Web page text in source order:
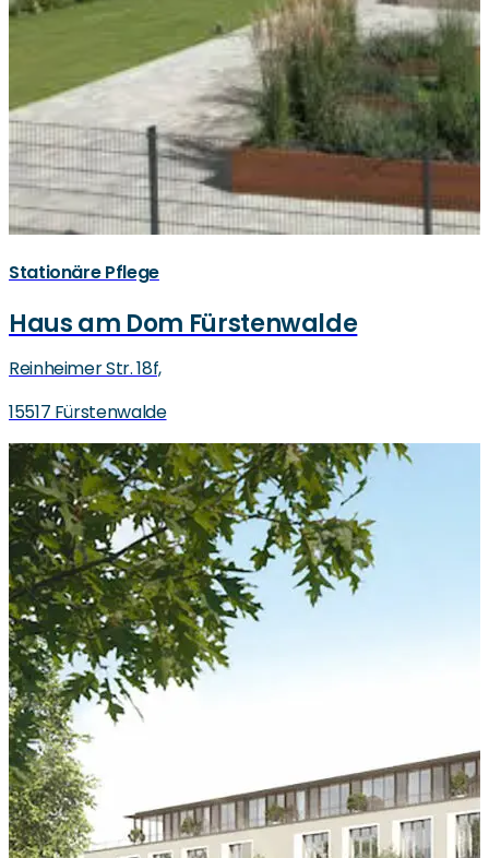
Stationäre Pflege
Haus am Dom Fürstenwalde
Reinheimer Str. 18f,
15517 Fürstenwalde